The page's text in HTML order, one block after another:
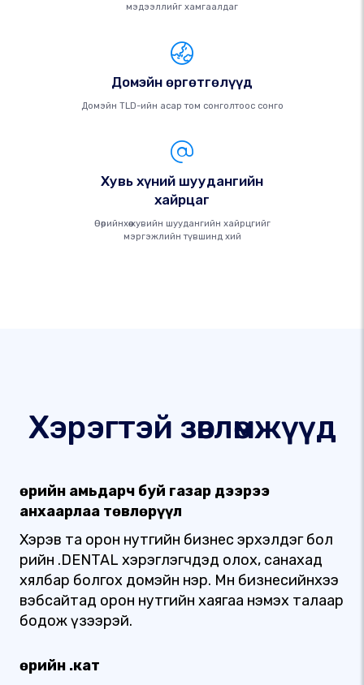
мэдээллийг хамгаалдаг
Домэйн өргөтгөлүүд
Домэйн TLD-ийн асар том сонголтоос сонго
Хувь хүний ​​шуудангийн
хайрцаг
Өөрийнхөө хувийн шуудангийн хайрцгийг
мэргэжлийн түвшинд хий
Хэрэгтэй зөвлөмжүүд
Өөрийн амьдарч буй газар дээрээ
анхаарлаа төвлөрүүл
Хэрэв та орон нутгийн бизнес эрхэлдэг бол
өөрийн .DENTAL хэрэглэгчдэд олох, санахад
хялбар болгох домэйн нэр. Мөн бизнесийнхээ
вэбсайтад орон нутгийн хаягаа нэмэх талаар
бодож үзээрэй.
Өөрийн .кат